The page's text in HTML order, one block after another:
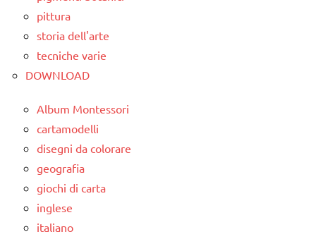
pittura
storia dell'arte
tecniche varie
DOWNLOAD
Album Montessori
cartamodelli
disegni da colorare
geografia
giochi di carta
inglese
italiano